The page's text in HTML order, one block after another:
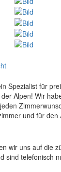
Spezialist für
Alpen! Wir
und für den
wir uns auf die
sind telefonisch